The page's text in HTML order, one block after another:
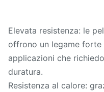
Elevata resistenza: le
offrono un legame
applicazioni che
duratura.
Resistenza al calore: